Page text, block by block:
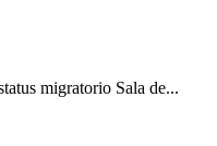
migratorio Sala de...